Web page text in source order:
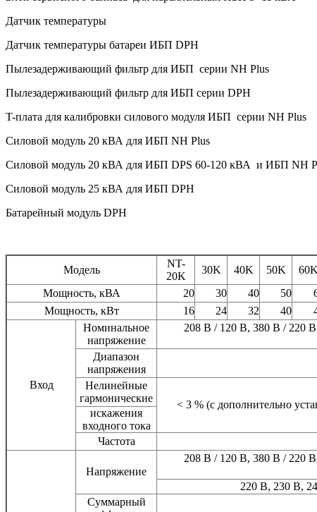
Датчик температуры
Датчик температуры батареи ИБП DPH
Пылезадерживающий фильтр для ИБП серии NH Plus
Пылезадерживающий фильтр для ИБП серии DPH
T-плата для калибровки силового модуля ИБП серии NH Plus
Силовой модуль 20 кВА для ИБП NH Plus
Силовой модуль 20 кВА для ИБП DPS 60-120 кВА и ИБП NH
Силовой модуль 25 кВА для ИБП DPH
Батарейный модуль DPH
Модель
NT-
20K
30K 40K 50K 60K
Мощность, кВА
20 30 40 50
Мощность, кВт
16 24 32 40
Вход
Номинальное
напряжение
208 В / 120 В, 380 В / 220
Диапазон
напряжения
Нелинейные
гармонические
< 3 % (с дополнительно
искажения
входного тока
Частота
Напряжение
208 В / 120 В, 380 В / 220
220 В, 230 В,
Суммарный